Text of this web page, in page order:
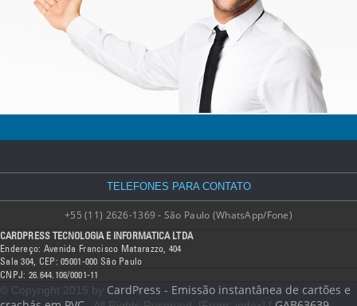
TELEFONES PARA CONTATO
+55 (11) 2626-1369 - São Paulo (WhatsApp/Fone)
CARDPRESS TECNOLOGIA E INFORMATICA LTDA
Endereço: Avenida Francisco Matarazzo, 404
Sala 304, CEP: 05001-000 São Paulo
CNPJ: 26.644.106/0001-11
© Copyright 2015 by CardPress - Emissão instantânea de cartões e